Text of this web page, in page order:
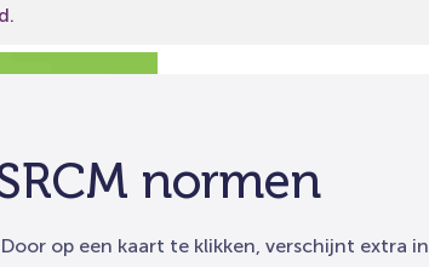
normen
op een kaart te klikken, verschijnt extra